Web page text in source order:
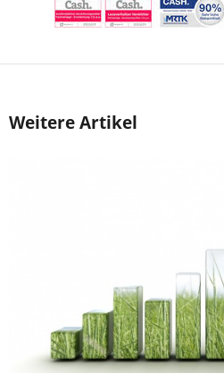
Weitere Artikel